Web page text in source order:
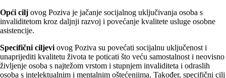
Opći cilj ovog Poziva je jačanje socijalnog uključivanja osoba s
invaliditetom kroz daljnji razvoj i povećanje kvalitete usluge osobne
asistencije.
Specifični ciljevi ovog Poziva su povećati socijalnu uključenost i
unaprijediti kvalitetu života te poticati što veću samostalnost i neovisno
življenje osoba s najtežom vrstom i stupnjem invaliditeta i odraslih
osoba s intelektualnim i mentalnim oštećenjima. Također, specifični cilj